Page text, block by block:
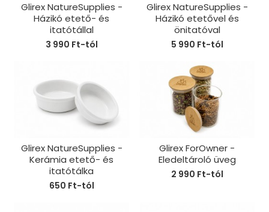
Glirex NatureSupplies -
Házikó etető- és
itatótállal
3 990 Ft-tól
Glirex NatureSupplies -
Házikó etetővel és
önitatóval
5 990 Ft-tól
Glirex NatureSupplies -
Kerámia etető- és
itatótálka
650 Ft-tól
Glirex ForOwner -
Eledeltároló üveg
2 990 Ft-tól